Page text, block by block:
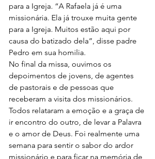
para a Igreja. “A Rafaela já é uma
missionária. Ela já trouxe muita gente
para a Igreja. Muitos estão aqui por
causa do batizado dela”, disse padre
Pedro em sua homilia.
No final da missa, ouvimos os
depoimentos de jovens, de agentes
de pastorais e de pessoas que
receberam a visita dos missionários.
Todos relataram a emoção e a graça de
ir encontro do outro, de levar a Palavra
e o amor de Deus. Foi realmente uma
semana para sentir o sabor do ardor
missionário e para ficar na memória de